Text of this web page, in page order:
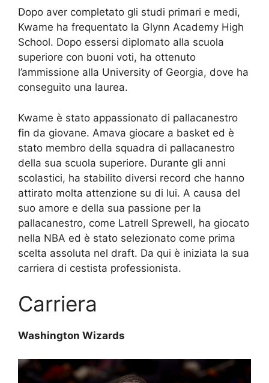
Dopo aver completato gli studi primari e medi,
Kwame ha frequentato la Glynn Academy High
School. Dopo essersi diplomato alla scuola
superiore con buoni voti, ha ottenuto
l’ammissione alla University of Georgia, dove ha
conseguito una laurea.
Kwame è stato appassionato di pallacanestro
fin da giovane. Amava giocare a basket ed è
stato membro della squadra di pallacanestro
della sua scuola superiore. Durante gli anni
scolastici, ha stabilito diversi record che hanno
attirato molta attenzione su di lui. A causa del
suo amore e della sua passione per la
pallacanestro, come Latrell Sprewell, ha giocato
nella NBA ed è stato selezionato come prima
scelta assoluta nel draft. Da qui è iniziata la sua
carriera di cestista professionista.
Carriera
Washington Wizards